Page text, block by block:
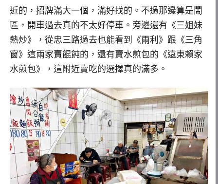
近的，招牌滿大一個，滿好找的。不過那邊算是鬧
區，開車過去真的不太好停車。旁邊還有《三姐妹
熱炒》，從忠三路過去也能看到《兩利》跟《三角
窗》這兩家賣餛飩的，還有賣水煎包的《遠東賴家
水煎包》，這附近賣吃的選擇真的滿多。